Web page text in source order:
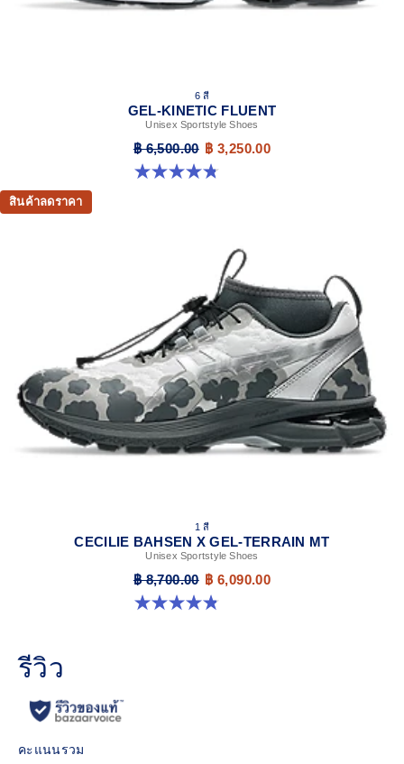
6 สี
GEL-KINETIC FLUENT
Unisex Sportstyle Shoes
฿ 6,500.00 ฿ 3,250.00
4.8 จาก 5 ดาว 104 รีวิว
สินค้าลดราคา
1 สี
CECILIE BAHSEN X GEL-TERRAIN MT
Unisex Sportstyle Shoes
฿ 8,700.00 ฿ 6,090.00
4.9 จาก 5 ดาว 7 รีวิว